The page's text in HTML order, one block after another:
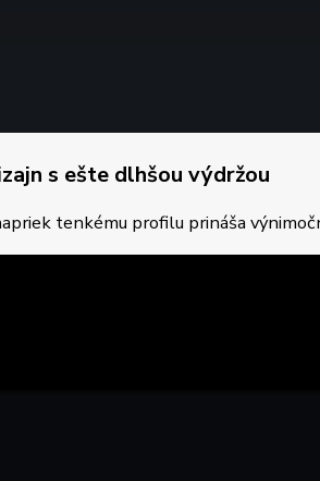
s ešte dlhšou výdržou
tenkému profilu prináša